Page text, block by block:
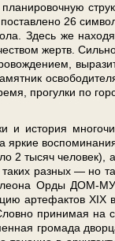
26
Здесь же
жертв.
про­гул­ки по
ис­то­рия
яр­кие
2 ты­сяч
раз­ных — но
Ор­ды ДОМ-
ар­те­фак­тов
принимая на
громада